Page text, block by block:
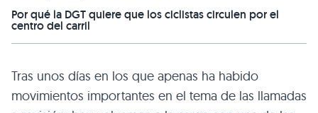
Por qué la DGT quiere que los ciclistas circulen por el
centro del carril
Tras unos días en los que apenas ha habido
movimientos importantes en el tema de las llamadas